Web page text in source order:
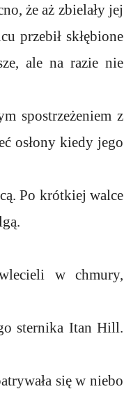
że aż zbielały jej
przebił skłębione
ale na razie nie
spostrzeżeniem z
osłony kiedy jego
Po krótkiej walce
w chmury,
sternika Itan Hill.
się w niebo